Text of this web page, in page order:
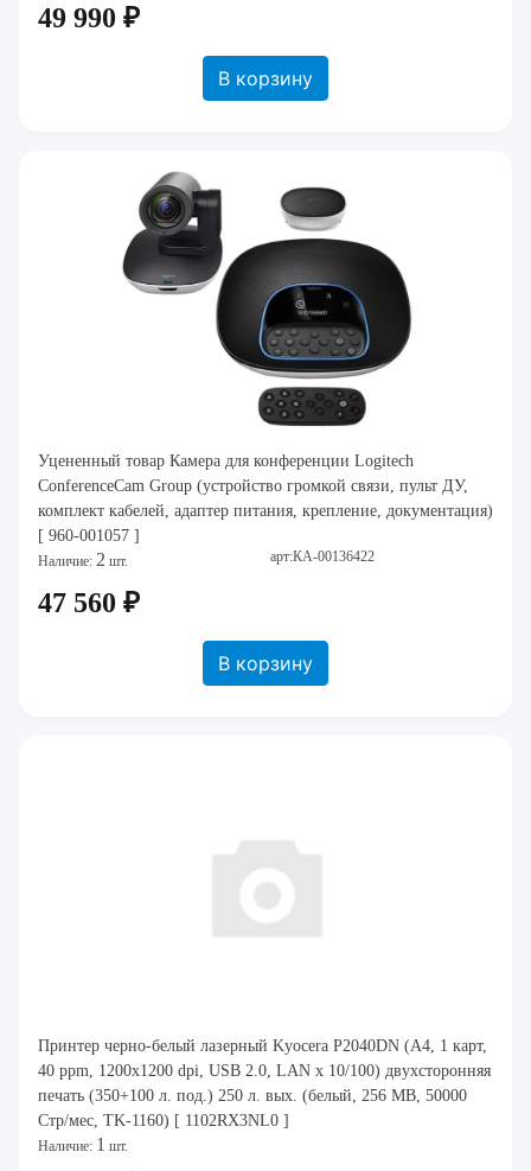
49 990 ₽
В корзину
Уцененный товар Камера для конференции Logitech
ConferenceCam Group (устройство громкой связи, пульт ДУ,
комплект кабелей, адаптер питания, крепление, документация)
[ 960-001057 ]
Наличие: 2 шт. арт:КА-00136422
47 560 ₽
В корзину
Принтер черно-белый лазерный Kyocera P2040DN (A4, 1 карт,
40 ppm, 1200x1200 dpi, USB 2.0, LAN x 10/100) двухсторонняя
печать (350+100 л. под.) 250 л. вых. (белый, 256 MB, 50000
Стр/мес, TK-1160) [ 1102RX3NL0 ]
Наличие: 1 шт.